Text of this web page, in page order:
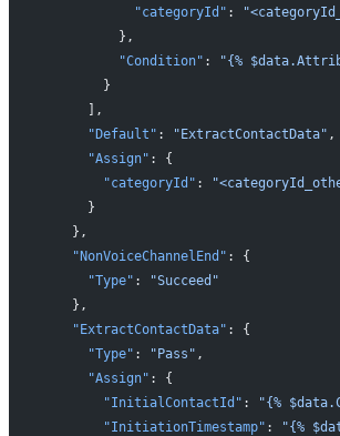
            "categoryId"
:
          },
          "Condition"
:
"{%
        }
      ],
      "Default"
: "ExtractContactData" ,
      "Assign"
: {
        "categoryId"
:
      }
    },
    "NonVoiceChannelEnd"
: {
      "Type"
:
"Succeed"
    },
    "ExtractContactData"
: {
      "Type"
: "Pass" ,
      "Assign"
: {
        "InitialContactId"
: "{%
        "InitiationTimestamp"
:
"{%